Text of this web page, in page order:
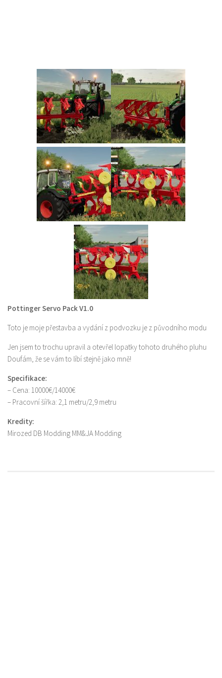
Pottinger Servo Pack V1.0
Toto je moje přestavba a vydání z podvozku je z původního modu
Jen jsem to trochu upravil a otevřel lopatky tohoto druhého pluhu
Doufám, že se vám to líbí stejně jako mně!
Specifikace:
– Cena: 10000€/14000€
– Pracovní šířka: 2,1 metru/2,9 metru
Kredity:
Mirozed DB Modding MM&JA Modding